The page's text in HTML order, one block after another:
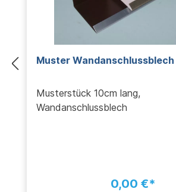
Muster Wandanschlussblech
Musterstück 10cm lang,
Wandanschlussblech
0,00 €*